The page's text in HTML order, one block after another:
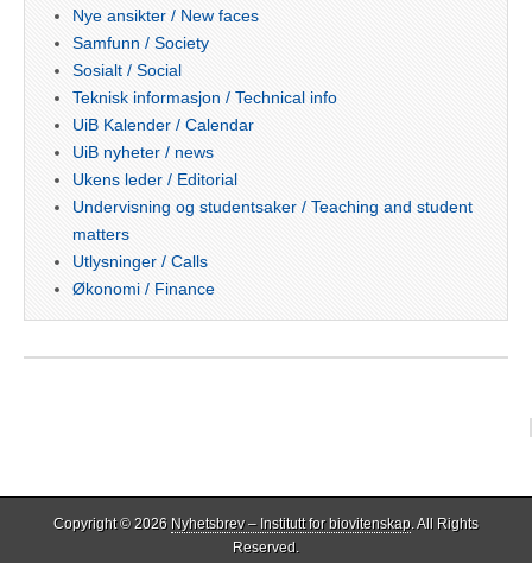
Nye ansikter / New faces
Samfunn / Society
Sosialt / Social
Teknisk informasjon / Technical info
UiB Kalender / Calendar
UiB nyheter / news
Ukens leder / Editorial
Undervisning og studentsaker / Teaching and student
matters
Utlysninger / Calls
Økonomi / Finance
Copyright © 2026 Nyhetsbrev – Institutt for biovitenskap. All Rights
Reserved.